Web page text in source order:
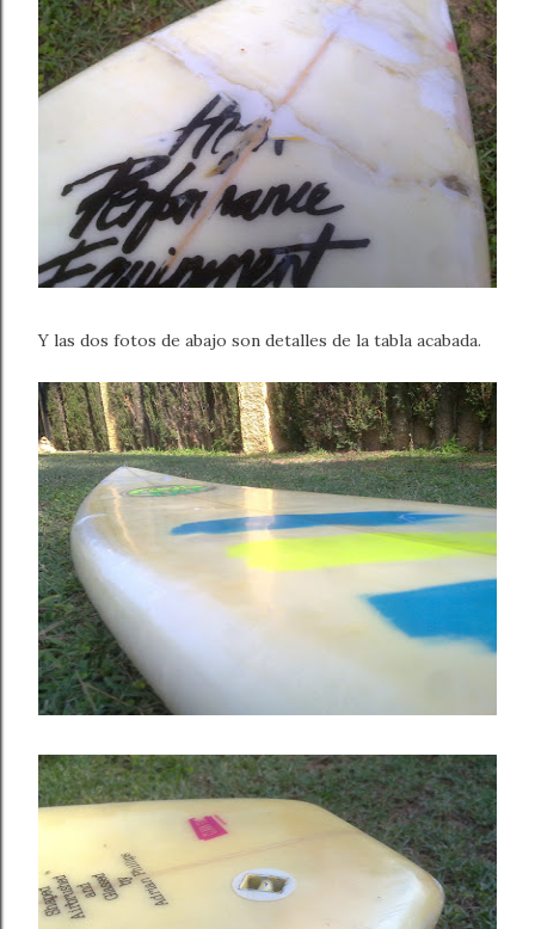
Y las dos fotos de abajo son detalles de la tabla acabada.